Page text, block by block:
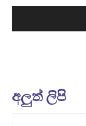
අලුත් ලිපි